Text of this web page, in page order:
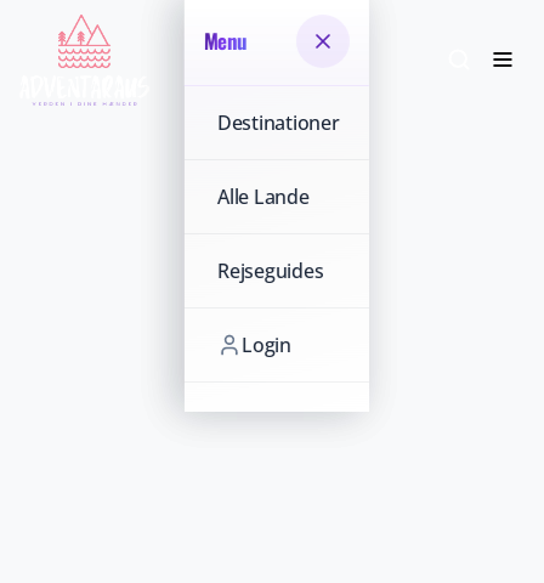
Menu
Destinationer
Alle Lande
Rejseguides
Login
Menu
Destinationer
Alle Lande
Rejseguides
Login